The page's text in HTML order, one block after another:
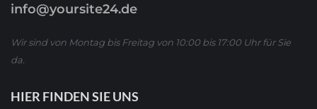
info@yoursite24.de
Wir sind von Montag bis Freitag von 10:00 bis 17:00 Uhr für Sie
da.
HIER FINDEN SIE UNS